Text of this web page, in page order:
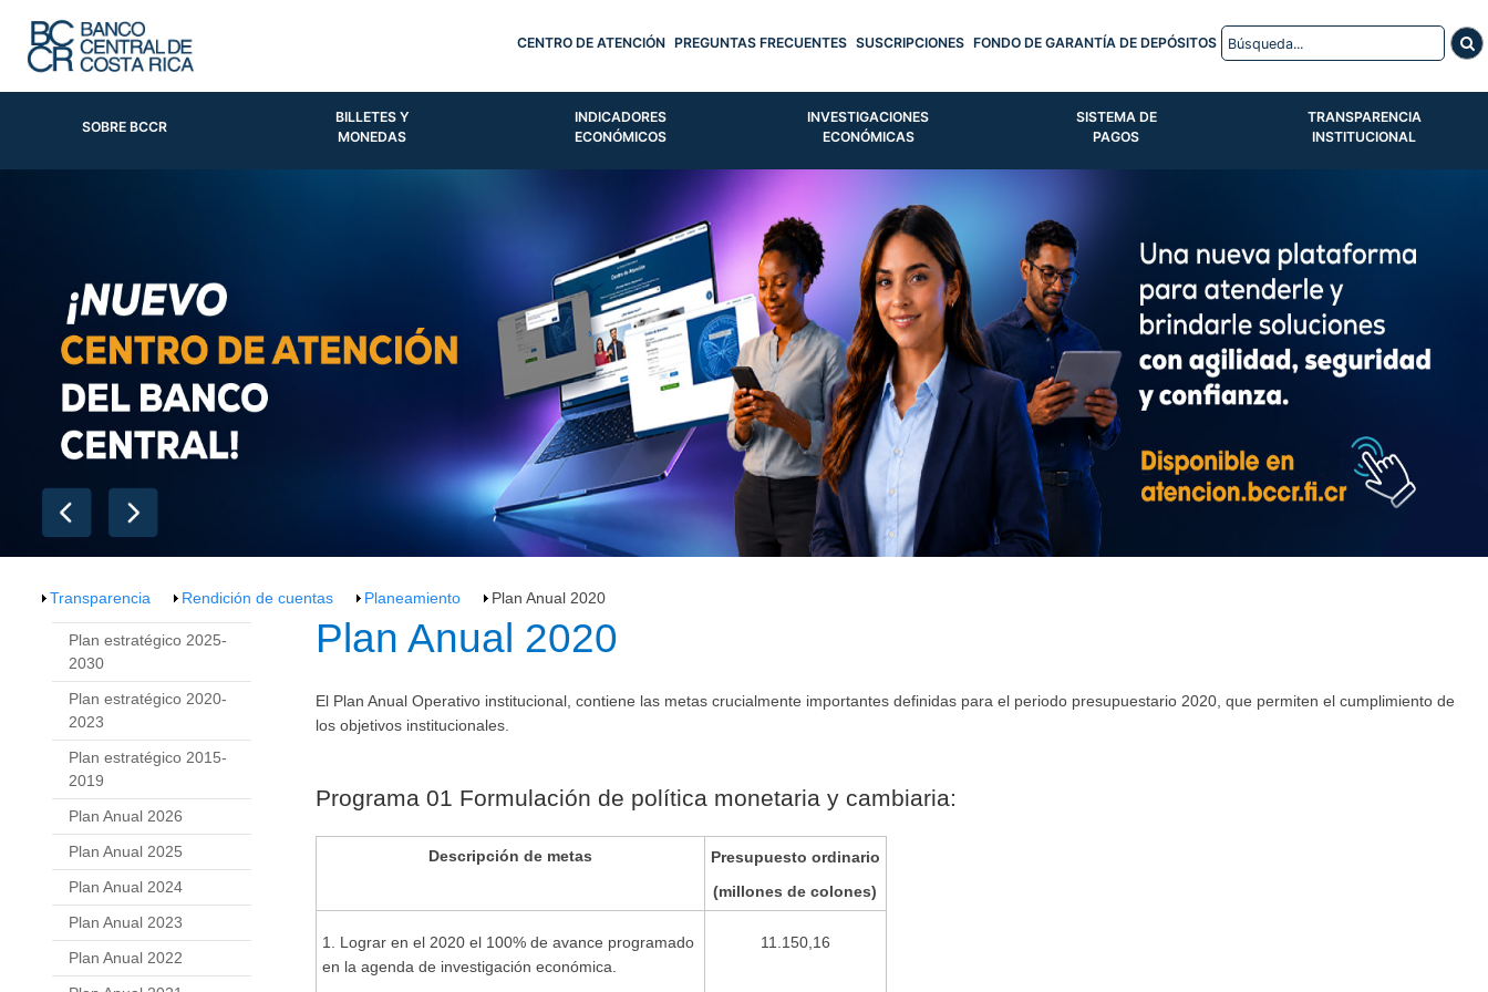
CENTRO DE ATENCIÓN PREGUNTAS FRECUENTES SUSCRIPCIONES FONDO DE GARANTÍA DE DEPÓSITOS
SOBRE BCCR
BILLETES Y
MONEDAS
INDICADORES
ECONÓMICOS
INVESTIGACIONES
ECONÓMICAS
SISTEMA DE
PAGOS
TRANSPARENCIA
INSTITUCIONAL
Transparencia Rendición de cuentas Planeamiento Plan Anual 2020
Plan estratégico 2025-
2030
Plan estratégico 2020-
2023
Plan estratégico 2015-
2019
Plan Anual 2026
Plan Anual 2025
Plan Anual 2024
Plan Anual 2023
Plan Anual 2022
​​Plan Anual 2020
El Plan Anual Operativo institucional, contiene las metas crucialmente importantes definidas para el periodo presupuestario 2020, que permiten el cumplimiento de
los objetivos institucionales.
Programa 01 Formulación de política monetaria y cambiaria:
Descripción de metas​
​Presupuesto ordinario
(millones de colones)
1. Lograr en el 2020 el 100% de avance programado
en la agenda de investigación económica.
11.150,16